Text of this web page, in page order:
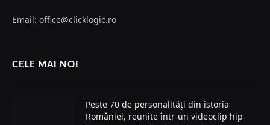
Email: office@clicklogic.ro
CELE MAI NOI
Peste 70 de personalități din istoria
României, reunite într-un videoclip hip-